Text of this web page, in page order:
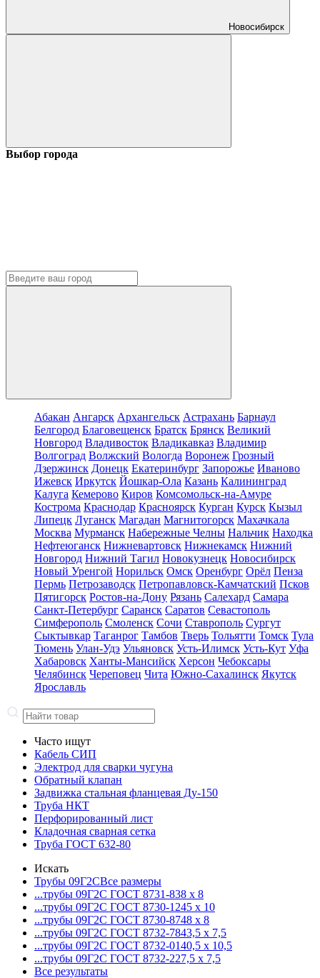
Новосибирск
Выбор города
Абакан Ангарск Архангельск Астрахань Барнаул
Белгород Благовещенск Братск Брянск Великий
Новгород Владивосток Владикавказ Владимир
Волгоград Волжский Вологда Воронеж Грозный
Дзержинск Донецк Екатеринбург Запорожье Иваново
Ижевск Иркутск Йошкар-Ола Казань Калининград
Калуга Кемерово Киров Комсомольск-на-Амуре
Кострома Краснодар Красноярск Курган Курск Кызыл
Липецк Луганск Магадан Магнитогорск Махачкала
Москва Мурманск Набережные Челны Нальчик Находка
Нефтеюганск Нижневартовск Нижнекамск Нижний
Новгород Нижний Тагил Новокузнецк Новосибирск
Новый Уренгой Норильск Омск Оренбург Орёл Пенза
Пермь Петрозаводск Петропавловск-Камчатский Псков
Пятигорск Ростов-на-Дону Рязань Салехард Самара
Санкт-Петербург Саранск Саратов Севастополь
Симферополь Смоленск Сочи Ставрополь Сургут
Сыктывкар Таганрог Тамбов Тверь Тольятти Томск Тула
Тюмень Улан-Удэ Ульяновск Усть-Илимск Усть-Кут Уфа
Хабаровск Ханты-Мансийск Херсон Чебоксары
Челябинск Череповец Чита Южно-Сахалинск Якутск
Ярославль
Часто ищут
Кабель СИП
Электрод для сварки чугуна
Обратный клапан
Задвижка стальная фланцевая Ду-150
Труба НКТ
Перфорированный лист
Кладочная сварная сетка
Труба ГОСТ 632-80
Искать
Трубы 09Г2СВсе размеры
...трубы 09Г2С ГОСТ 8731-838 x 8
...трубы 09Г2С ГОСТ 8730-1245 x 10
...трубы 09Г2С ГОСТ 8730-8748 x 8
...трубы 09Г2С ГОСТ 8732-7843,5 x 7,5
...трубы 09Г2С ГОСТ 8732-0140,5 x 10,5
...трубы 09Г2С ГОСТ 8732-227,5 x 7,5
Все результаты